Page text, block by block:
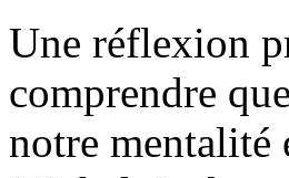
Une réflexion
comprendre
notre mentalité